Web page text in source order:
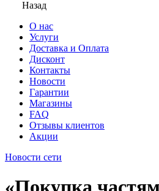
Назад
О нас
Услуги
Доставка и Оплата
Дисконт
Контакты
Новости
Гарантии
Магазины
FAQ
Отзывы клиентов
Акции
Новости сети